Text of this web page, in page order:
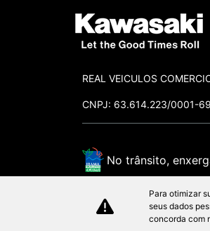
REAL VEICULOS
CNPJ: 63.614.223/0001-69
No trânsito,
Para otimizar
seus dados
concorda com